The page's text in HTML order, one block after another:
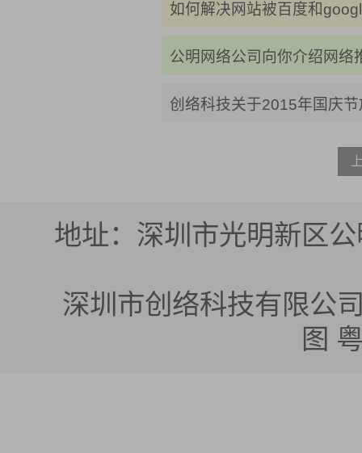
如何解决网站被百度和
公明网络公司向你介绍网络
创络科技关于2015年国庆
地址：深圳市光明新区
深圳市创络科技有限公
图